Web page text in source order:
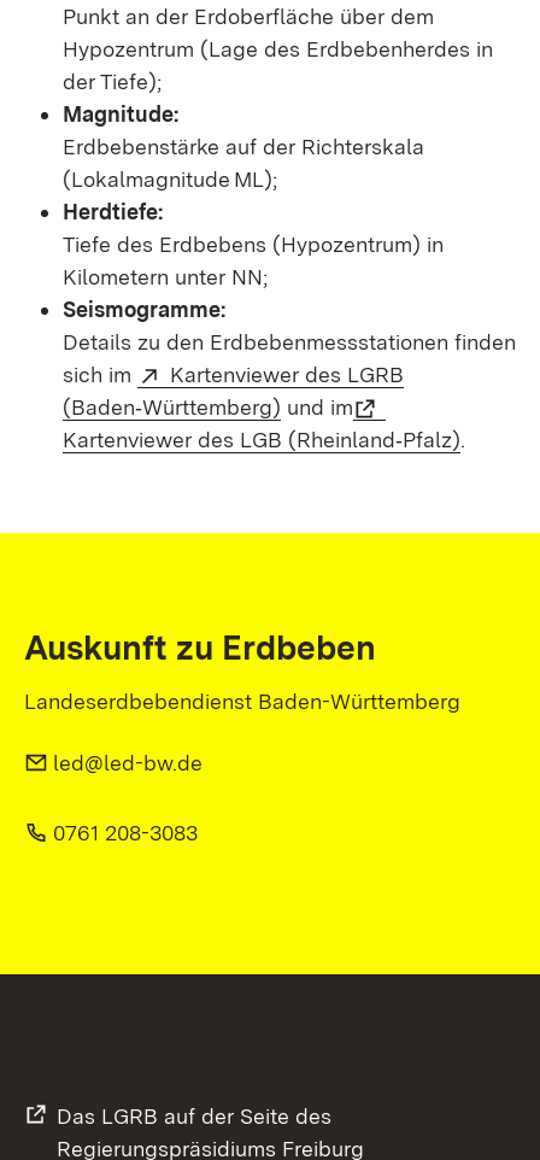
Punkt an der Erdoberfläche über dem
Hypozentrum (Lage des Erdbebenherdes in
der Tiefe);
Magnitude:
Erdbebenstärke auf der Richterskala
(Lokalmagnitude ML);
Herdtiefe:
Tiefe des Erdbebens (Hypozentrum) in
Kilometern unter NN;
Seismogramme:
Details zu den Erdbebenmessstationen finden
sich im
Kartenviewer des LGRB
(Baden‑Württemberg) und im
Kartenviewer des LGB (Rheinland‑Pfalz).
Auskunft zu Erdbeben
Landeserdbebendienst Baden-Württemberg
led@led-bw.de
0761 208-3083
Das LGRB auf der Seite des
Regierungspräsidiums Freiburg